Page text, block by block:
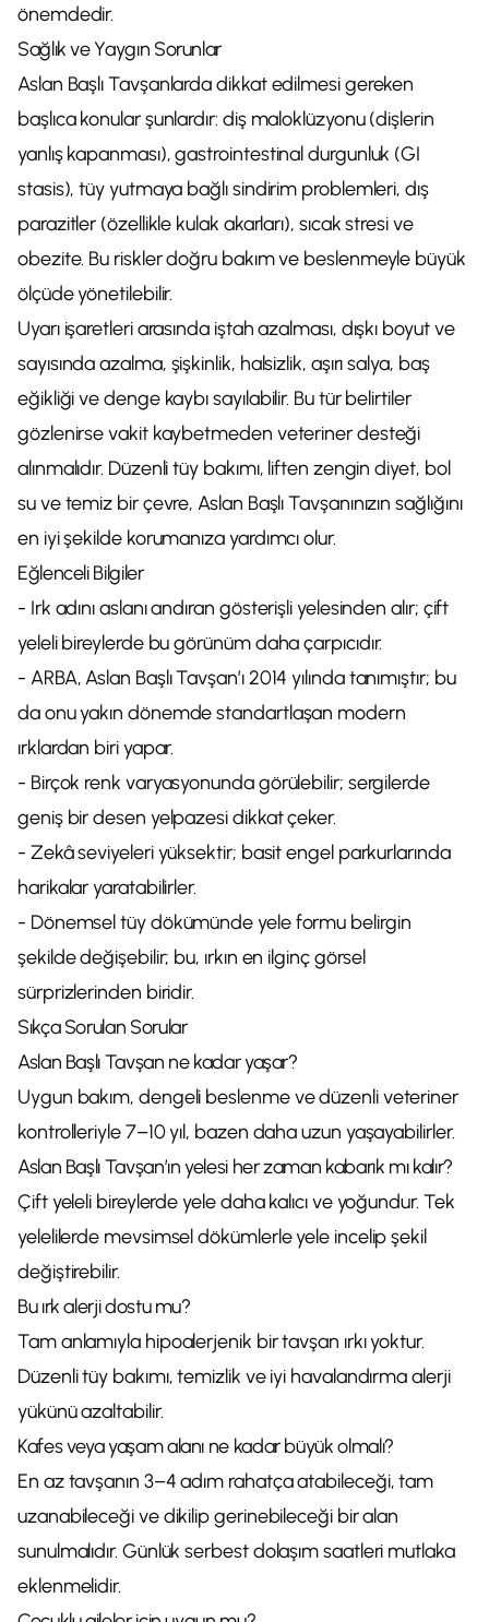
önemdedir.
Sağlık ve Yaygın Sorunlar
Aslan Başlı Tavşanlarda dikkat edilmesi gereken
başlıca konular şunlardır: diş maloklüzyonu (dişlerin
yanlış kapanması), gastrointestinal durgunluk (GI
stasis), tüy yutmaya bağlı sindirim problemleri, dış
parazitler (özellikle kulak akarları), sıcak stresi ve
obezite. Bu riskler doğru bakım ve beslenmeyle büyük
ölçüde yönetilebilir.
Uyarı işaretleri arasında iştah azalması, dışkı boyut ve
sayısında azalma, şişkinlik, halsizlik, aşırı salya, baş
eğikliği ve denge kaybı sayılabilir. Bu tür belirtiler
gözlenirse vakit kaybetmeden veteriner desteği
alınmalıdır. Düzenli tüy bakımı, liften zengin diyet, bol
su ve temiz bir çevre, Aslan Başlı Tavşanınızın sağlığını
en iyi şekilde korumanıza yardımcı olur.
Eğlenceli Bilgiler
- Irk adını aslanı andıran gösterişli yelesinden alır; çift
yeleli bireylerde bu görünüm daha çarpıcıdır.
- ARBA, Aslan Başlı Tavşan’ı 2014 yılında tanımıştır; bu
da onu yakın dönemde standartlaşan modern
ırklardan biri yapar.
- Birçok renk varyasyonunda görülebilir; sergilerde
geniş bir desen yelpazesi dikkat çeker.
- Zekâ seviyeleri yüksektir; basit engel parkurlarında
harikalar yaratabilirler.
- Dönemsel tüy dökümünde yele formu belirgin
şekilde değişebilir; bu, ırkın en ilginç görsel
sürprizlerinden biridir.
Sıkça Sorulan Sorular
Aslan Başlı Tavşan ne kadar yaşar?
Uygun bakım, dengeli beslenme ve düzenli veteriner
kontrolleriyle 7–10 yıl, bazen daha uzun yaşayabilirler.
Aslan Başlı Tavşan’ın yelesi her zaman kabarık mı kalır?
Çift yeleli bireylerde yele daha kalıcı ve yoğundur. Tek
yelelilerde mevsimsel dökümlerle yele incelip şekil
değiştirebilir.
Bu ırk alerji dostu mu?
Tam anlamıyla hipoalerjenik bir tavşan ırkı yoktur.
Düzenli tüy bakımı, temizlik ve iyi havalandırma alerji
yükünü azaltabilir.
Kafes veya yaşam alanı ne kadar büyük olmalı?
En az tavşanın 3–4 adım rahatça atabileceği, tam
uzanabileceği ve dikilip gerinebileceği bir alan
sunulmalıdır. Günlük serbest dolaşım saatleri mutlaka
eklenmelidir.